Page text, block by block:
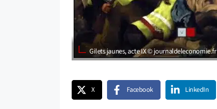
Gilets jaunes, acte IX © journaldeleconomie.fr
X Facebook LinkedIn